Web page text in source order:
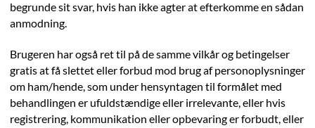
begrunde sit svar, hvis han ikke agter at efterkomme en sådan
anmodning.
Brugeren har også ret til på de samme vilkår og betingelser
gratis at få slettet eller forbud mod brug af personoplysninger
om ham/hende, som under hensyntagen til formålet med
behandlingen er ufuldstændige eller irrelevante, eller hvis
registrering, kommunikation eller opbevaring er forbudt, eller